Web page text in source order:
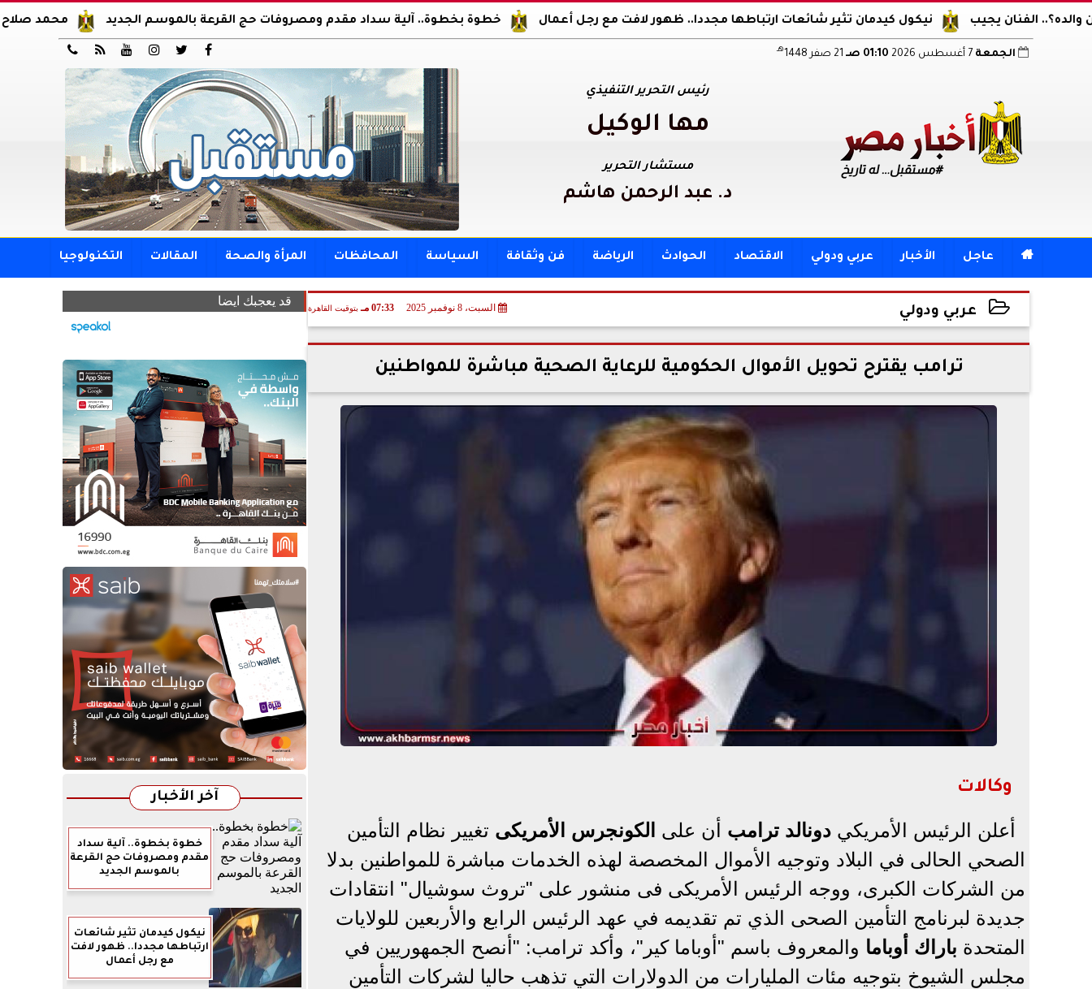
محمد صلاح يوقع عقود خطوة بخطوة.. آلية سداد مقدم ومصروفات حج القرعة بالموسم الجديد نيكول كيدمان تثير شائعات ارتباطها مجددا.. ظهور لافت مع رجل أعمال يجيب





 الجمعة 01:10 صـ هـ
رئيس التحرير التنفيذي
مها الوكيل
مستشار التحرير
د. عبد الرحمن هاشم
 عاجل الأخبار عربي ودولي الاقتصاد الحوادث الرياضة فن وثقافة السياسة المحافظات المرأة والصحة المقالات التكنولوجيا
عربي ودولي السبت، 8 نوفمبر 2025 07:33 مـ بتوقيت القاهرة
2025-11-08 19:33:45
ترامب يقترح تحويل الأموال الحكومية للرعاية الصحية مباشرة للمواطنين
وكالات
أعلن الرئيس الأمريكي دونالد ترامب أن على الكونجرس الأمريكى تغيير نظام التأمين
الصحي الحالى في البلاد وتوجيه الأموال المخصصة لهذه الخدمات مباشرة للمواطنين بدلا
من الشركات الكبرى، ووجه الرئيس الأمريكى فى منشور على "تروث سوشيال" انتقادات
جديدة لبرنامج التأمين الصحى الذي تم تقديمه في عهد الرئيس الرابع والأربعين للولايات
المتحدة باراك أوباما والمعروف باسم "أوباما كير"، وأكد ترامب: "أنصح الجمهوريين في
مجلس الشيوخ بتوجيه مئات المليارات من الدولارات التي تذهب حاليا لشركات التأمين
قد يعجبك ايضا
آخر الأخبار
خطوة بخطوة.. آلية سداد
مقدم ومصروفات حج القرعة
بالموسم الجديد
نيكول كيدمان تثير شائعات
ارتباطها مجددا.. ظهور لافت
مع رجل أعمال